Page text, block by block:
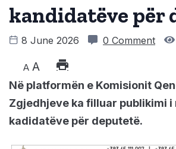
kandidatëve për
8 June 2026 0 Comment
A A
Në platformën e Komisionit
Zgjedhjeve ka filluar publikimi
kadidatëve për deputetë.